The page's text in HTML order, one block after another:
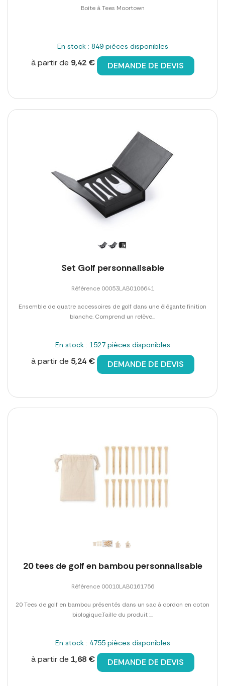
Boite à Tees Moortown
En stock : 849 pièces disponibles
à partir de 9,42 € DEMANDE DE DEVIS
Set Golf personnalisable
Référence 00053LAB0106641
Ensemble de quatre accessoires de golf dans une élégante finition
blanche. Comprend un relève...
En stock : 1527 pièces disponibles
à partir de 5,24 € DEMANDE DE DEVIS
20 tees de golf en bambou personnalisable
Référence 00010LAB0161756
20 Tees de golf en bambou présentés dans un sac à cordon en coton
biologique.Taille du produit :...
En stock : 4755 pièces disponibles
à partir de 1,68 € DEMANDE DE DEVIS